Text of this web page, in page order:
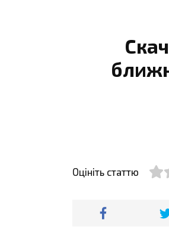
Оцініть статтю